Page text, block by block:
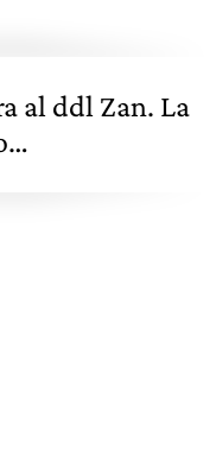
al ddl Zan. La